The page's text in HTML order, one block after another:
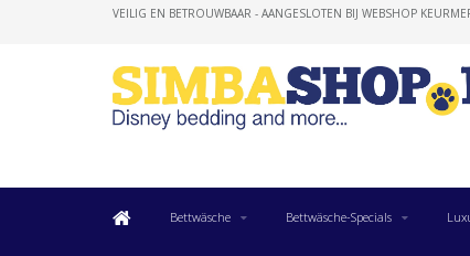
VEILIG EN BETROUWBAAR - AANGESLOTEN BIJ WEBSHOP
Bettwäsche Bettwäsche-Specials